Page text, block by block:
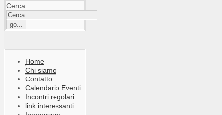
Cerca...
Home
Chi siamo
Contatto
Calendario Eventi
Incontri regolari
link interessanti